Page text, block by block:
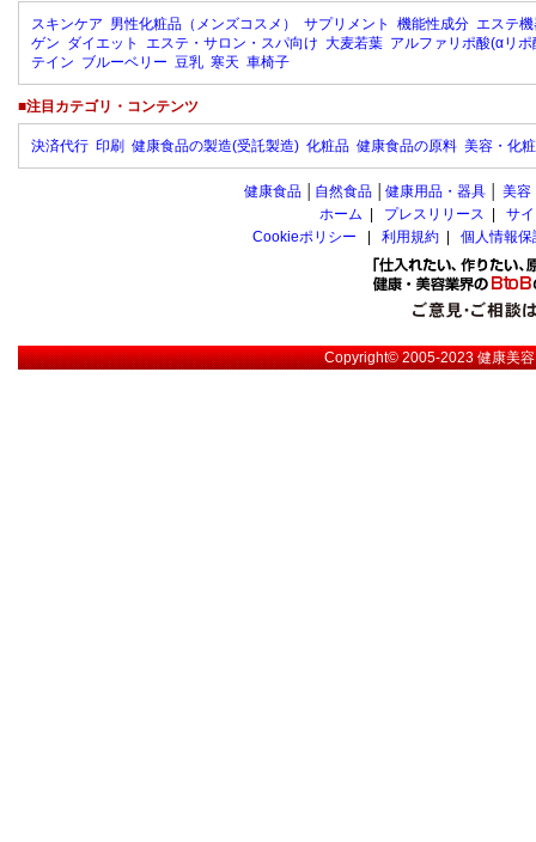
スキンケア 男性化粧品（メンズコスメ） サプリメント 機能性成分 エステ
ゲン ダイエット エステ・サロン・スパ向け 大麦若葉 アルファリポ酸(αリポ
テイン ブルーベリー 豆乳 寒天 車椅子
■注目カテゴリ・コンテンツ
決済代行 印刷 健康食品の製造(受託製造) 化粧品 健康食品の原料 美容・化
健康食品 自然食品 健康用品・器具 美容
ホーム | プレスリリース | サ
Cookieポリシー | 利用規約 | 個人情報
Copyright© 2005-2023健康美